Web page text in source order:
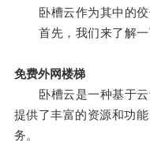
卧槽云作为其中的佼
首先，我们来了解一
免费外网楼梯
卧槽云是一种基于云
提供了丰富的资源和功
务。